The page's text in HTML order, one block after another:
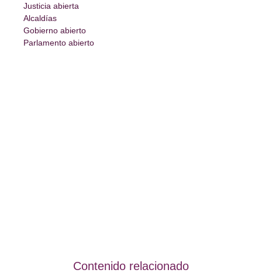
Justicia abierta
Alcaldías
Gobierno abierto
Parlamento abierto
Contenido relacionado